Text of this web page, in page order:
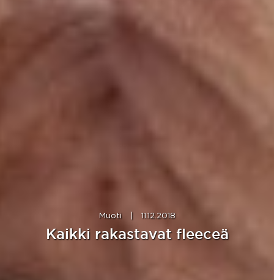
Muoti 11.12.2018
Kaikki rakastavat fleeceä